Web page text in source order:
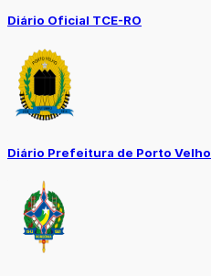
Diário Oficial TCE-RO
Diário Prefeitura de Porto Velho